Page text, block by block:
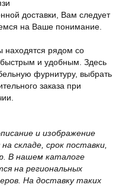
доставки, Вам следует
на Ваше понимание.
находятся рядом со
и удобным. Здесь
фурнитуру, выбрать
заказа при
и изображение
складе, срок поставки,
В нашем каталоге
на региональных
На доставку таких